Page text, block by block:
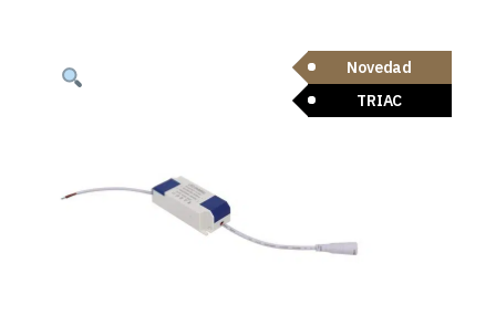
Novedad
TRIAC